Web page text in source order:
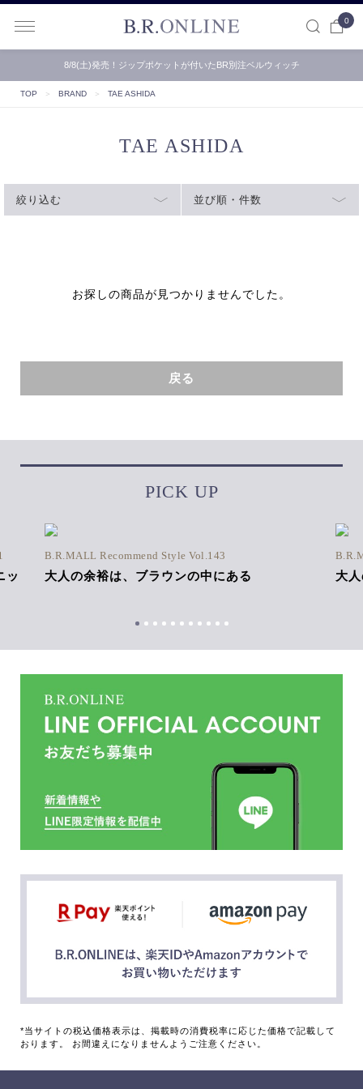
0
8/8(土)発売！ジップポケットが付いたBR別注ベルウィッチ
TOP ＞ BRAND ＞ TAE ASHIDA
TAE ASHIDA
絞り込む 並び順・件数
お探しの商品が見つかりませんでした。
戻る
PICK UP
ッ
B.R.MALL Recommend Style Vol.143
大人の余裕は、ブラウンの中にある 大
*当サイトの税込価格表示は、掲載時の消費税率に応じた価格で記載して
おります。 お間違えになりませんようご注意ください。